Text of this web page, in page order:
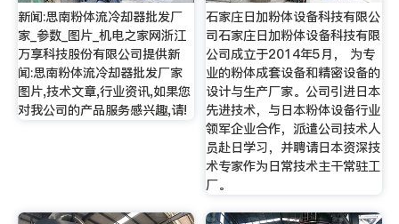
新闻:思南粉体流冷却器批发厂
家_参数_图片_机电之家网浙江
万享科技股份有限公司提供新
闻:思南粉体流冷却器批发厂家
图片,技术文章,行业资讯,如果您
对我公司的产品服务感兴趣,请!
石家庄日加粉体设备科技有限公
司石家庄日加粉体设备科技有限
公司成立于2014年5月， 为专
业的粉体成套设备和精密设备的
设计与生产厂家。公司引进日本
先进技术，与日本粉体设备行业
领军企业合作，派遣公司技术人
员赴日学习，并聘请日本资深技
术专家作为日常技术主干常驻工
厂。